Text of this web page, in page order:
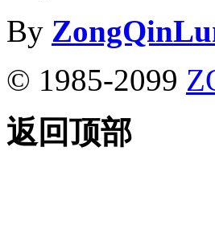
By
© 1985-2099
返回顶部